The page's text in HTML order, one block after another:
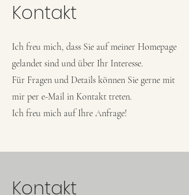
Kontakt
Ich freu mich, dass Sie auf meiner Homepage
gelandet sind und über Ihr Interesse.
Für Fragen und Details können Sie gerne mit
mir per e-Mail in Kontakt treten.
Ich freu mich auf Ihre Anfrage!
Kontakt